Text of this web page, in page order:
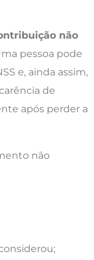
não
pessoa pode
e, ainda assim,
de
após perder a
não